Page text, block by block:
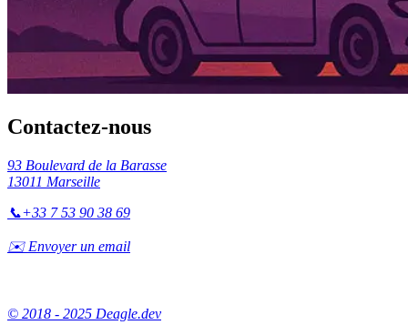
Contactez-nous
93 Boulevard de la Barasse
13011 Marseille
📞+33 7 53 90 38 69
✉️ Envoyer un email
© 2018 - 2025 Deagle.dev